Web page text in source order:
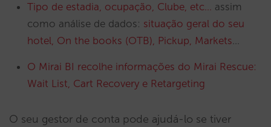
Tipo de estadia, ocupação, Clube, etc… assim
como análise de dados: situação geral do seu
hotel, On the books (OTB), Pickup, Markets…
O Mirai BI recolhe informações do Mirai Rescue:
Wait List, Cart Recovery e Retargeting
O seu gestor de conta pode ajudá-lo se tiver